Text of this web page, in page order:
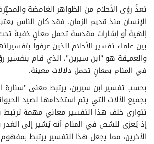
تفسير الأحلام لابن سيرين حرف الصاد
تفسير الأحلام لابن سيرين حرف الضاد
تفسير الأحلام لابن سيرين حرف الطاء
تفسير الأحلام لابن سيرين حرف الظاء
تفسير الأحلام لابن سيرين حرف العين
تعدُّ رؤى الأحلام من الظواهر الغامضة
الإنسان منذ قديم الزمان. فقد كان الناس
إلهية أو إشارات مقدسة تحمل معانٍ خفية
بين علماء تفسير الأحلام الذين عرفوا
والعميقة هو "ابن سيرين"، الذي قام بتفسير
في المنام بمعانٍ تحمل دلالات معينة.
بحسب تفسير ابن سيرين، يرتبط معنى "سنارة
بجميع الآلات التي يتم استخدامها لصيد
تتوارى خلف هذا التفسير معاني مهمة ترتبط
إذ يُعزى للشص في المنام أنه يُشير إلى الغدر
الآخرين، مما يجعل هذا التفسير يرتبط بمفهوم